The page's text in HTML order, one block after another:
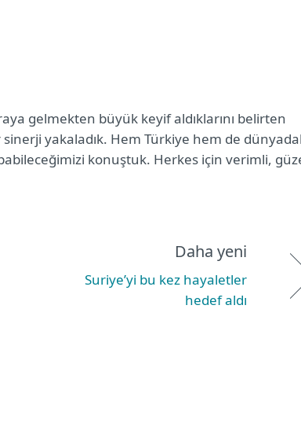
gelmekten büyük keyif aldıklarını belirten
sinerji yakaladık. Hem Türkiye hem de
konuştuk. Herkes için verimli,
Daha yeni
Suriye’yi bu kez hayaletler
hedef aldı